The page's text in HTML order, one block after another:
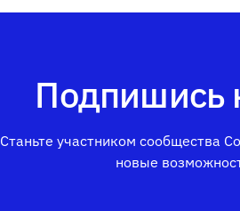
Подпишись
Станьте участником сообщества
новые